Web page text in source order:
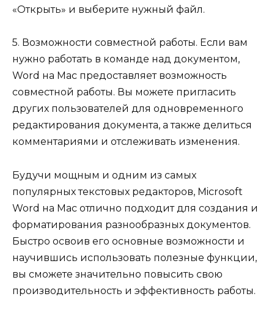
«Открыть» и выберите нужный файл.
5. Возможности совместной работы. Если вам
нужно работать в команде над документом,
Word на Mac предоставляет возможность
совместной работы. Вы можете пригласить
других пользователей для одновременного
редактирования документа, а также делиться
комментариями и отслеживать изменения.
Будучи мощным и одним из самых
популярных текстовых редакторов, Microsoft
Word на Mac отлично подходит для создания и
форматирования разнообразных документов.
Быстро освоив его основные возможности и
научившись использовать полезные функции,
вы сможете значительно повысить свою
производительность и эффективность работы.